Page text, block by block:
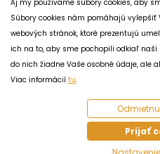
Aj my používame súbory cookies, aby
Súbory cookies nám pomáhajú
webových stránok, ktoré prezentujú
ich na to, aby sme pochopili odkiaľ
do nich žiadne Vaše osobné údaje, ale
Viac informácií tu.
Prijať
hupaci.oslik
dagmar.juricova
PODMIENKY
Odstúpenie od zmluvy
Zásady spracovania a
Zásady používania súborov